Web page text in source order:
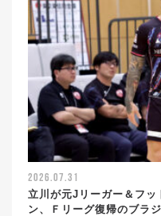
2026.07.31
立川が元Jリーガー＆フ
ン、Ｆリーグ復帰のブラ